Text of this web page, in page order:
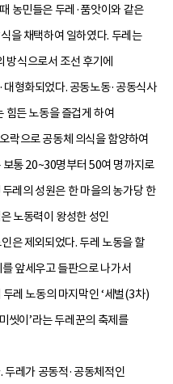
농민들은 두레·품앗이와 같은
을 채택하여 일하였다. 두레는
방식으로서 조선 후기에
형화되었다. 공동노동·공동식사
힘든 노동을 즐겁게 하여
락으로 공동체 의식을 함양하여
통 20~30명부터 50여 명까지로
두레의 성원은 한 마을의 농가당 한
노동력이 왕성한 성인
은 제외되었다. 두레 노동을 할
앞세우고 들판으로 나가서
레 노동의 마지막인 ‘세벌(3차)
씻이’라는 두레꾼의 축제를
두레가 공동적·공동체적인